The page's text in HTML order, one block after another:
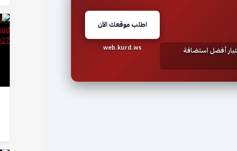
أفضل استضافة
اطلب موقعك الآن
web.kurd.ws